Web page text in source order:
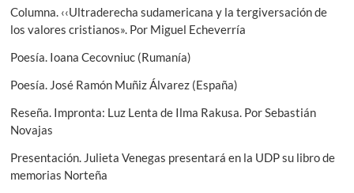
d
e
n
t
r
a
r
:
e
n
e
Columna. ‹‹Ultraderecha sudamericana y la tergiversación de
los valores cristianos». Por Miguel Echeverría
Poesía. Ioana Cecovniuc (Rumanía)
Poesía. José Ramón Muñiz Álvarez (España)
Reseña. Impronta: Luz Lenta de Ilma Rakusa. Por Sebastián
Novajas
Presentación. Julieta Venegas presentará en la UDP su libro de
memorias Norteña